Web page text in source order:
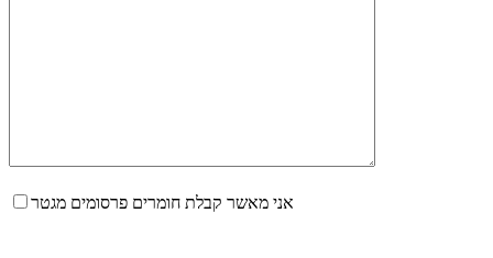
אני מאשר קבלת חומרים פרסומים מגטר